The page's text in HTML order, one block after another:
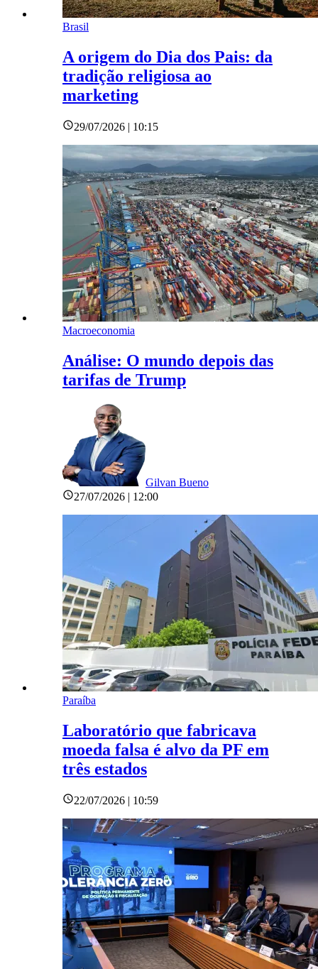
Brasil
A origem do Dia dos Pais: da
tradição religiosa ao
marketing
29/07/2026 | 10:15
Macroeconomia
Análise: O mundo depois das
tarifas de Trump
Gilvan Bueno
27/07/2026 | 12:00
Paraíba
Laboratório que fabricava
moeda falsa é alvo da PF em
três estados
22/07/2026 | 10:59